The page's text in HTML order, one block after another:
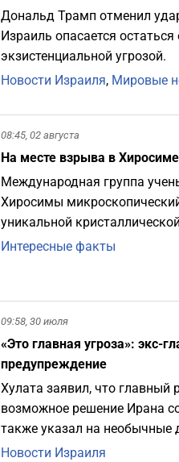
Дональд Трамп отменил
Израиль опасается
экзистенциальной угрозой.
Новости Израиля, Мировые
08:45, 02 августа
На месте взрыва в
Международная группа
Хиросимы
уникальной
Интересные факты
09:58, 30 июля
«Это главная угроза»: экс-
предупреждение
Хулата заявил, что главный
возможное решение Ирана
также указал на необычные
Новости Израиля